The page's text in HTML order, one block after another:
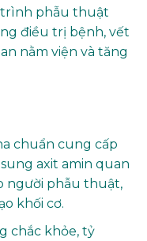
phẫu thuật
điều trị bệnh, vết
nằm viện và tăng
chuẩn cung cấp
axit amin quan
người phẫu thuật,
khối cơ.
chắc khỏe, tỷ